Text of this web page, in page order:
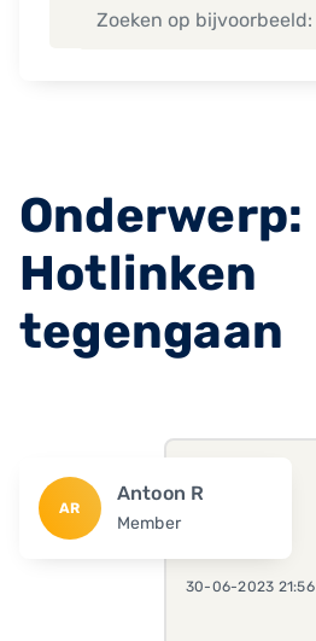
Onderwerp:
Hotlinken
tegengaan
AR
Antoon R
Member
30-06-2023 21:56